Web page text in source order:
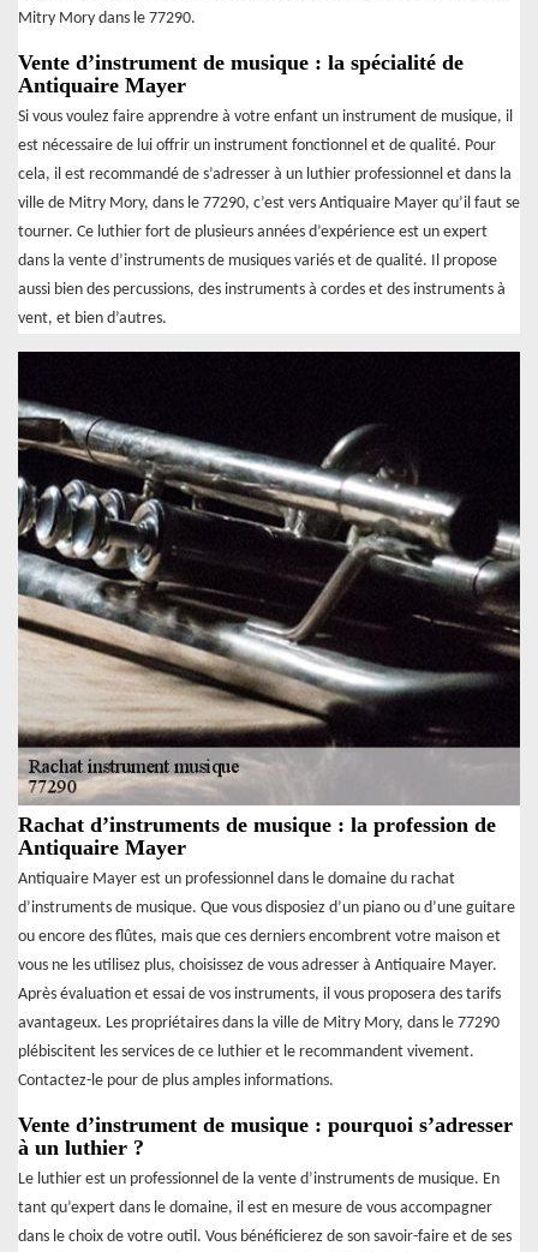
Mitry Mory dans le 77290.
Vente d’instrument de musique : la spécialité de
Antiquaire Mayer
Si vous voulez faire apprendre à votre enfant un instrument de musique, il
est nécessaire de lui offrir un instrument fonctionnel et de qualité. Pour
cela, il est recommandé de s’adresser à un luthier professionnel et dans la
ville de Mitry Mory, dans le 77290, c’est vers Antiquaire Mayer qu’il faut se
tourner. Ce luthier fort de plusieurs années d’expérience est un expert
dans la vente d’instruments de musiques variés et de qualité. Il propose
aussi bien des percussions, des instruments à cordes et des instruments à
vent, et bien d’autres.
Rachat d’instruments de musique : la profession de
Antiquaire Mayer
Antiquaire Mayer est un professionnel dans le domaine du rachat
d’instruments de musique. Que vous disposiez d’un piano ou d’une guitare
ou encore des flûtes, mais que ces derniers encombrent votre maison et
vous ne les utilisez plus, choisissez de vous adresser à Antiquaire Mayer.
Après évaluation et essai de vos instruments, il vous proposera des tarifs
avantageux. Les propriétaires dans la ville de Mitry Mory, dans le 77290
plébiscitent les services de ce luthier et le recommandent vivement.
Contactez-le pour de plus amples informations.
Vente d’instrument de musique : pourquoi s’adresser
à un luthier ?
Le luthier est un professionnel de la vente d’instruments de musique. En
tant qu’expert dans le domaine, il est en mesure de vous accompagner
dans le choix de votre outil. Vous bénéficierez de son savoir-faire et de ses